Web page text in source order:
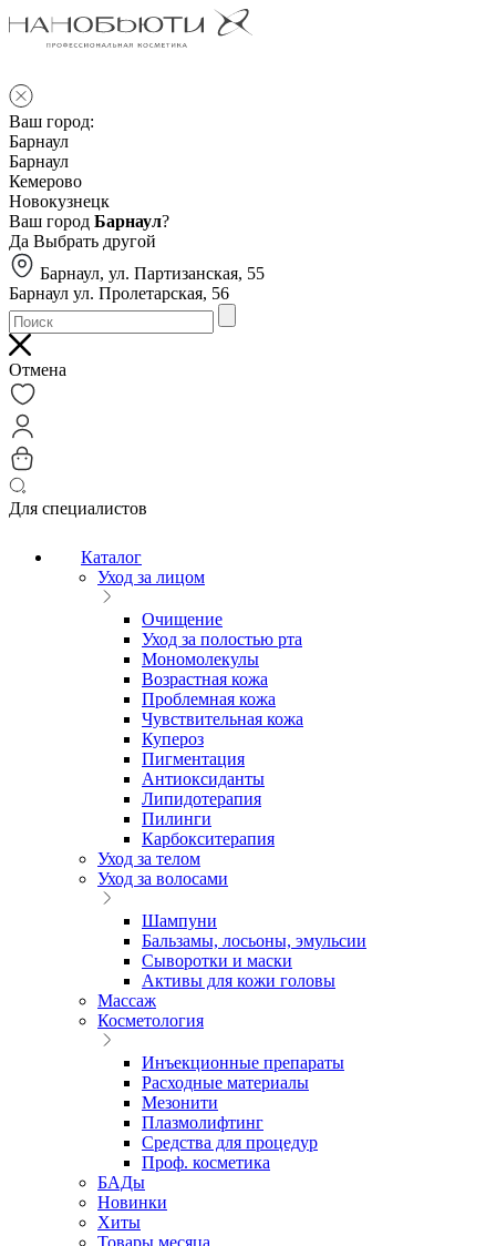
Ваш город:
Барнаул
Барнаул
Кемерово
Новокузнецк
Ваш город Барнаул?
Да Выбрать другой
Барнаул, ул. Партизанская, 55
Барнаул ул. Пролетарская, 56
Отмена
Для специалистов
Каталог
Уход за лицом
Очищение
Уход за полостью рта
Мономолекулы
Возрастная кожа
Проблемная кожа
Чувствительная кожа
Купероз
Пигментация
Антиоксиданты
Липидотерапия
Пилинги
Карбокситерапия
Уход за телом
Уход за волосами
Шампуни
Бальзамы, лосьоны, эмульсии
Сыворотки и маски
Активы для кожи головы
Массаж
Косметология
Инъекционные препараты
Расходные материалы
Мезонити
Плазмолифтинг
Средства для процедур
Проф. косметика
БАДы
Новинки
Хиты
Товары месяца